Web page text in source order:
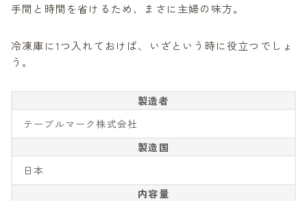
手間と時間を省けるため、まさに主婦の味方。
冷凍庫に1つ入れておけば、いざという時に役立つでしょ
う。
製造者
テーブルマーク株式会社
製造国
日本
内容量